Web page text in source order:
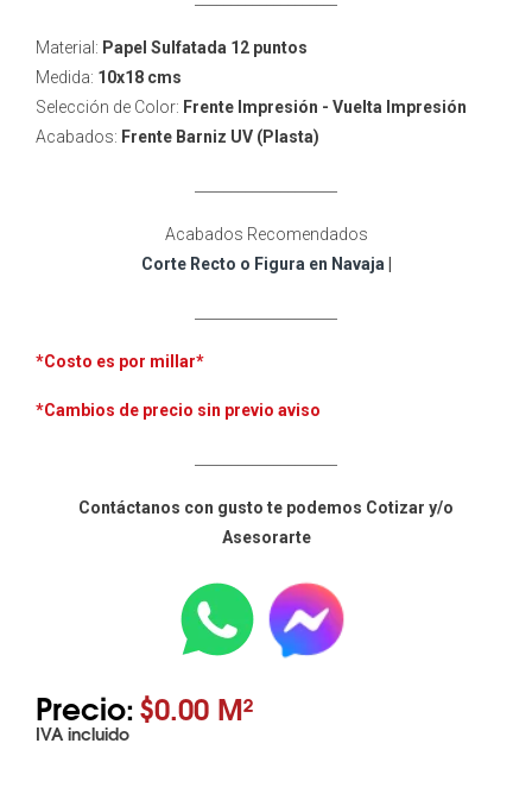
Material: Papel Sulfatada 12 puntos
Medida: 10x18 cms
Selección de Color: Frente Impresión - Vuelta Impresión
Acabados: Frente Barniz UV (Plasta)
Acabados Recomendados
Corte Recto o Figura en Navaja
*Costo es por millar*
*Cambios de precio sin previo aviso
Contáctanos con gusto te podemos Cotizar y/o
Asesorarte
Precio:$0.00 M²
IVA incluido